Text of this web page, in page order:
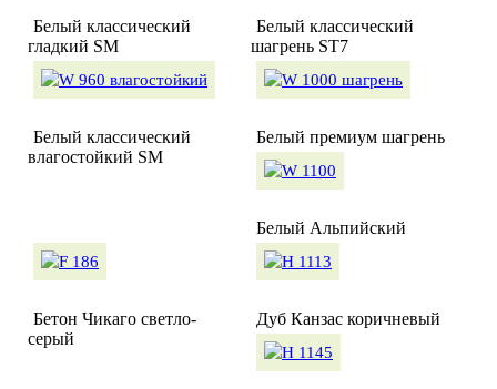
Белый классический
гладкий SM
Белый классический
шагрень ST7
Белый классический
влагостойкий SM
Белый премиум шагрень
Белый Альпийский
Бетон Чикаго светло-
серый
Дуб Канзас коричневый